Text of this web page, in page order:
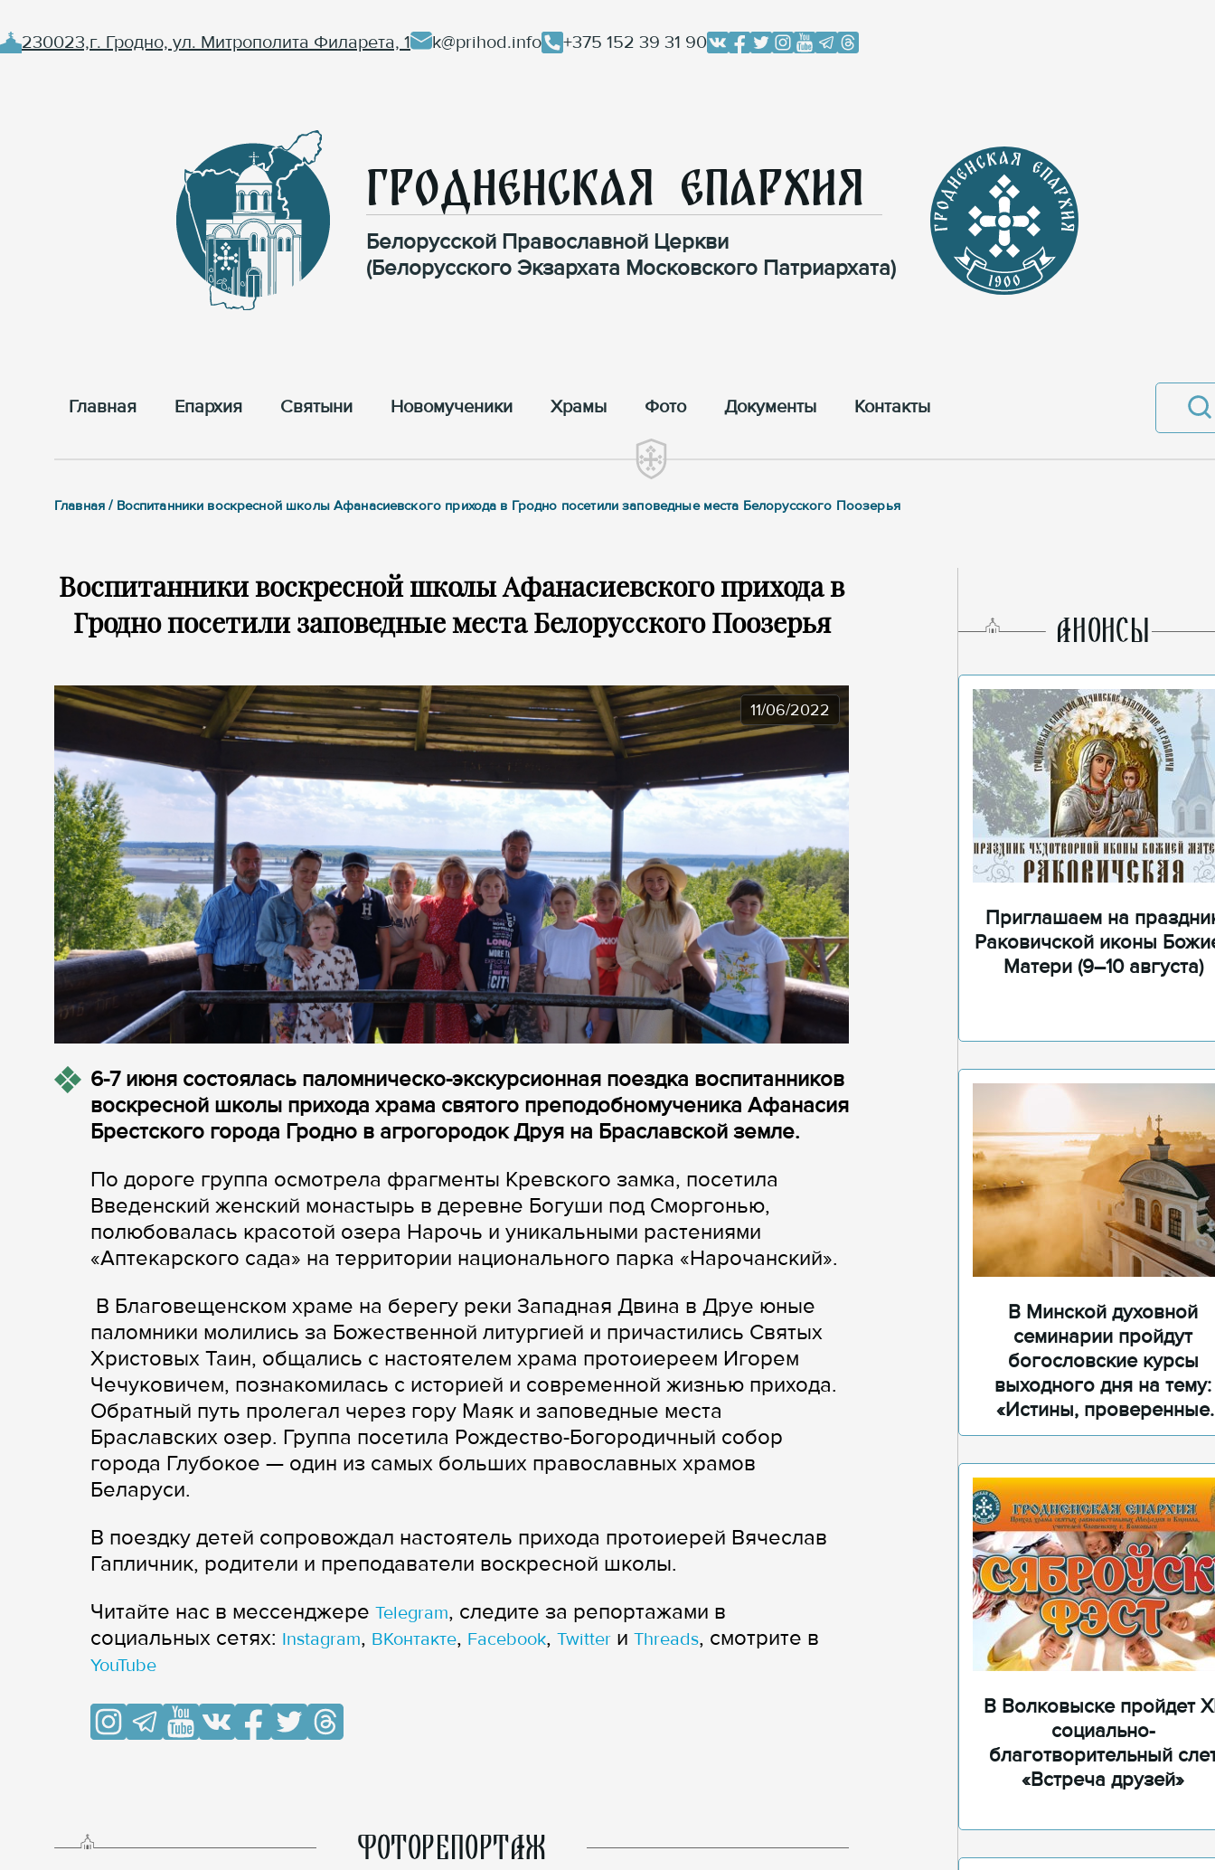
230023,г. Гродно, ул. Митрополита Филарета, 1 k@prihod.info +375 152 39 31 90
Гродненская Епархия
Белорусской Православной Церкви
(Белорусского Экзархата Московского Патриархата)
Главная Епархия Cвятыни Новомученики Храмы Фото Документы Контакты
Главная / Воспитанники воскресной школы Афанасиевского прихода в Гродно посетили заповедные места Белорусского Поозерья
Воспитанники воскресной школы Афанасиевского прихода в
Гродно посетили заповедные места Белорусского Поозерья
11/06/2022
6-7 июня состоялась паломническо-экскурсионная поездка воспитанников
воскресной школы прихода храма святого преподобномученика Афанасия
Брестского города Гродно в агрогородок Друя на Браславской земле.
По дороге группа осмотрела фрагменты Кревского замка, посетила
Введенский женский монастырь в деревне Богуши под Сморгонью,
полюбовалась красотой озера Нарочь и уникальными растениями
«Аптекарского сада» на территории национального парка «Нарочанский».
В Благовещенском храме на берегу реки Западная Двина в Друе юные
паломники молились за Божественной литургией и причастились Святых
Христовых Таин, общались с настоятелем храма протоиереем Игорем
Чечуковичем, познакомилась с историей и современной жизнью прихода.
Обратный путь пролегал через гору Маяк и заповедные места
Браславских озер. Группа посетила Рождество-Богородичный собор
города Глубокое — один из самых больших православных храмов
Беларуси.
В поездку детей сопровождал настоятель прихода протоиерей Вячеслав
Гапличник, родители и преподаватели воскресной школы.
Читайте нас в мессенджере Telegram, следите за репортажами в
cоциальных сетях: Instagram, ВКонтакте, Facebook, Twitter и Threads, смотрите в
YouTube
ФОТОРЕПОРТАЖ
AНОНСЫ
Приглашаем на
Раковичской иконы
Матери (9–10 августа)
В Минской духовной
семинарии пройдут
богословские курсы
выходного дня на тему:
«Истины, проверенные
временем»
В Волковыске пройдет
социально-
благотворительный
«Встреча друзей»